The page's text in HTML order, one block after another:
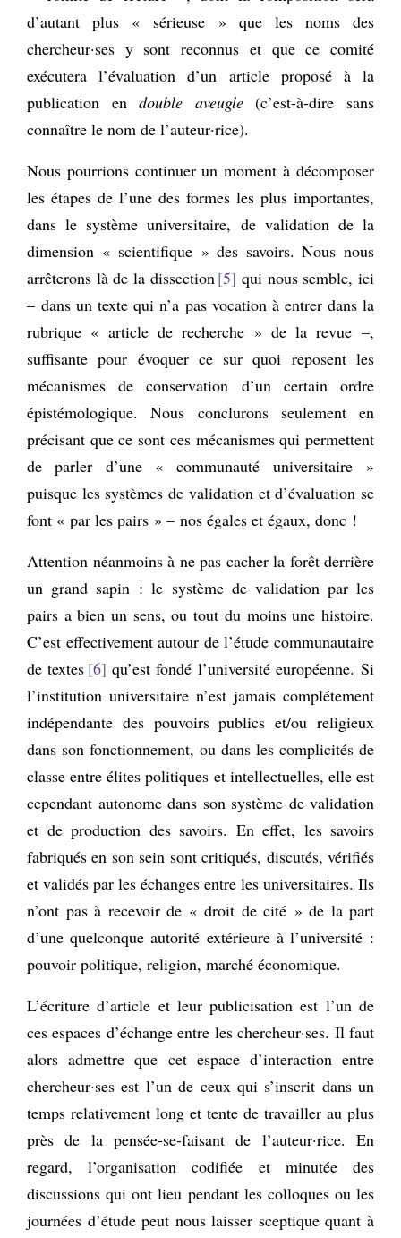
d’autant plus « sérieuse » que les noms des
chercheur·ses y sont reconnus et que ce comité
exécutera l’évaluation d’un article proposé à la
publication endouble aveugle(c’est-à-dire sans
connaître le nom de l’auteur·rice).
Nous pourrions continuer un moment à décomposer
les étapes de l’une des formes les plus importantes,
dans le système universitaire, de validation de la
dimension « scientifique » des savoirs. Nous nous
arrêterons là de la dissection 5 qui nous semble, ici
– dans un texte qui n’a pas vocation à entrer dans la
rubrique « article de recherche » de la revue –,
suffisante pour évoquer ce sur quoi reposent les
mécanismes de conservation d’un certain ordre
épistémologique. Nous conclurons seulement en
précisant que ce sont ces mécanismes qui permettent
de parler d’une « communauté universitaire »
puisque les systèmes de validation et d’évaluation se
font « par les pairs » – nos égales et égaux, donc !
Attention néanmoins à ne pas cacher la forêt derrière
un grand sapin : le système de validation par les
pairs a bien un sens, ou tout du moins une histoire.
C’est effectivement autour de l’étude communautaire
de textes 6 qu’est fondé l’université européenne. Si
l’institution universitaire n’est jamais complétement
indépendante des pouvoirs publics et/ou religieux
dans son fonctionnement, ou dans les complicités de
classe entre élites politiques et intellectuelles, elle est
cependant autonome dans son système de validation
et de production des savoirs. En effet, les savoirs
fabriqués en son sein sont critiqués, discutés, vérifiés
et validés par les échanges entre les universitaires. Ils
n’ont pas à recevoir de « droit de cité » de la part
d’une quelconque autorité extérieure à l’université :
pouvoir politique, religion, marché économique.
L’écriture d’article et leur publicisation est l’un de
ces espaces d’échange entre les chercheur·ses. Il faut
alors admettre que cet espace d’interaction entre
chercheur·ses est l’un de ceux qui s’inscrit dans un
temps relativement long et tente de travailler au plus
près de la pensée-se-faisant de l’auteur·rice. En
regard, l’organisation codifiée et minutée des
discussions qui ont lieu pendant les colloques ou les
journées d’étude peut nous laisser sceptique quant à